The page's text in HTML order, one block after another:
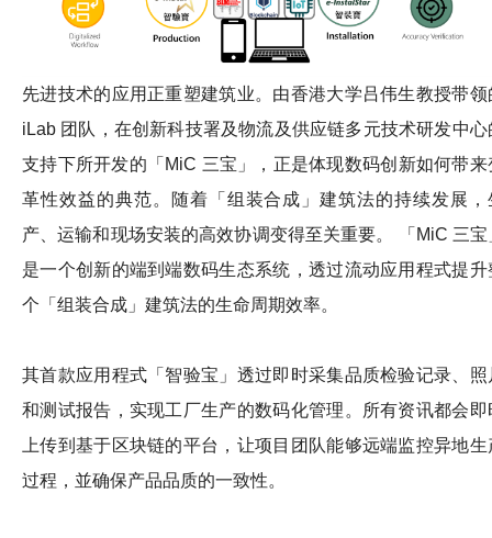
先进技术的应用正重塑建筑业。由香港大学吕伟生教授带领
iLab 团队，在创新科技署及物流及供应链多元技术研发中心
支持下所开发的「MiC 三宝」，正是体现数码创新如何带来
革性效益的典范。随着「组装合成」建筑法的持续发展，
产、运输和现场安装的高效协调变得至关重要。 「MiC 三宝
是一个创新的端到端数码生态系统，透过流动应用程式提升
个「组装合成」建筑法的生命周期效率。
其首款应用程式「智验宝」透过即时采集品质检验记录、照
和测试报告，实现工厂生产的数码化管理。所有资讯都会即
上传到基于区块链的平台，让项目团队能够远端监控异地生
过程，並确保产品品质的一致性。